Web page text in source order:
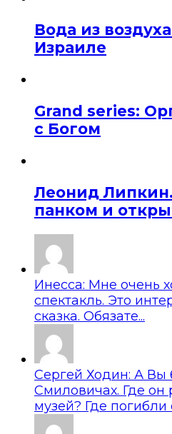
Вода из
Израиле
Grand series:
с Богом
Леонид
панком и
Инесса: Мне очень
спектакль. Это
сказка. Обязате...
Сергей Ходин: А Вы
Смиловичах. Где он
музей? Где погибли